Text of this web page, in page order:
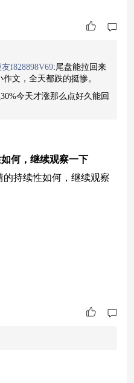
友f828898V69:尾盘能拉回来
文，全天都跌的挺惨。
30%今天才涨那么点好久能回
何，继续观察一下
的持续性如何，继续观察